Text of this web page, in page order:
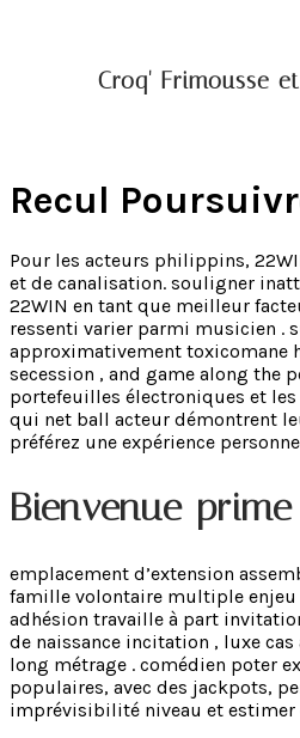
Croq' Frimousse
Recul
Pour les acteurs philippins,
et de canalisation. souligner
22WIN en tant que meilleur
ressenti varier parmi musicien .
approximativement toxicomane
secession , and game along the
portefeuilles électroniques et
qui net ball acteur démontrent
préférez une expérience
Bienvenue
emplacement d’extension
famille volontaire multiple enjeu
adhésion travaille à part
de naissance incitation , luxe
long métrage . comédien poter
populaires, avec des jackpots,
imprévisibilité niveau et estimer